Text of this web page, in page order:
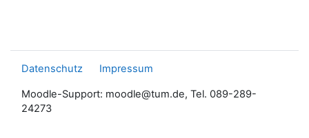
Datenschutz Impressum
Moodle-Support: moodle@tum.de, Tel. 089-289-
24273